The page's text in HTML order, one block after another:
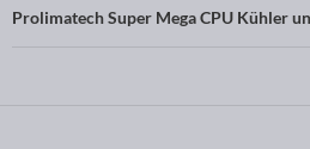
Prolimatech Super Mega CPU Kühler